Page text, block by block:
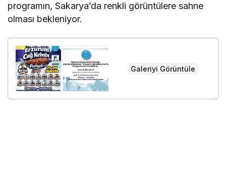
programın, Sakarya’da renkli görüntülere sahne
olması bekleniyor.
Galeriyi Görüntüle